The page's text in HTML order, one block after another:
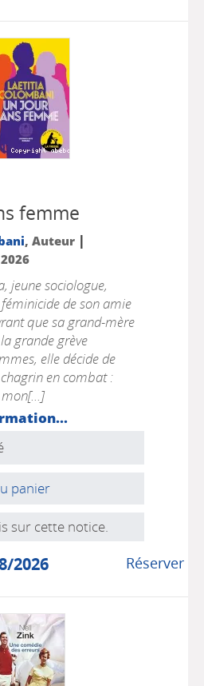
femme
, Auteur |
2026
jeune sociologue,
de son amie
que sa grand-mère
grande grève
elle décide de
en combat :
panier
sur cette notice.
Réserver
2026